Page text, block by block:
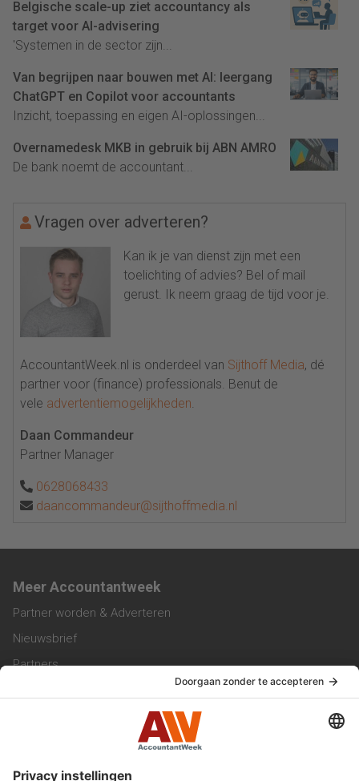
Belgische scale-up ziet accountancy als
target voor AI-advisering
'Systemen in de sector zijn...
Van begrijpen naar bouwen met AI: leergang
ChatGPT en Copilot voor accountants
Inzicht, toepassing en eigen AI-oplossingen...
Overnamedesk MKB in gebruik bij ABN AMRO
De bank noemt de accountant...
Vragen over adverteren?
Kan ik je van dienst zijn met een
toelichting of advies? Bel of mail
gerust. Ik neem graag de tijd voor je.
AccountantWeek.nl is onderdeel van Sijthoff Media, dé
partner voor (finance) professionals. Benut de
vele advertentiemogelijkheden.
Daan Commandeur
Partner Manager
0628068433
daancommandeur@sijthoffmedia.nl
Meer Accountantweek
Partner worden & Adverteren
Nieuwsbrief
Partners